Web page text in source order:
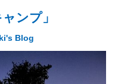
ンプ」
Blog